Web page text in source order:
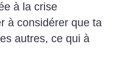
à la crise
à considérer que ta
autres, ce qui à